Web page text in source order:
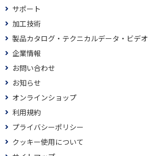
サポート
加工技術
製品カタログ・テクニカルデータ・ビデオ
企業情報
お問い合わせ
お知らせ
オンラインショップ
利用規約
プライバシーポリシー
クッキー使用について